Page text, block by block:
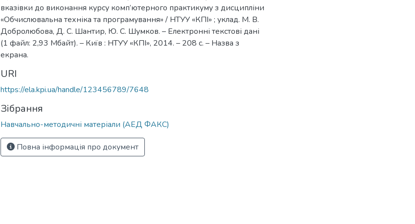
вказівки до виконання курсу комп’ютерного практикуму з дисципліни
«Обчислювальна техніка та програмування» / НТУУ «КПІ» ; уклад. М. В.
Добролюбова, Д. С. Шантир, Ю. С. Шумков. – Електронні текстові дані
(1 файл: 2,93 Мбайт). – Київ : НТУУ «КПІ», 2014. – 208 с. – Назва з
екрана.
URI
https://ela.kpi.ua/handle/123456789/7648
Зібрання
Навчально-методичні матеріали (АЕД ФАКС)
Повна інформація про документ